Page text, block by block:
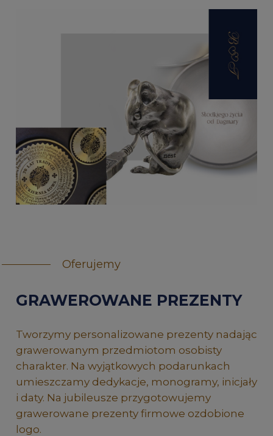
Oferujemy
GRAWEROWANE PREZENTY
Tworzymy personalizowane prezenty nadając
grawerowanym przedmiotom osobisty
charakter. Na wyjątkowych podarunkach
umieszczamy dedykacje, monogramy, inicjały
i daty. Na jubileusze przygotowujemy
grawerowane prezenty firmowe ozdobione
logo.